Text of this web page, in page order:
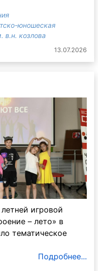
юношеская
в.н. козлова
13.07.2026
игровой
– лето» в
тематическое
Подробнее...